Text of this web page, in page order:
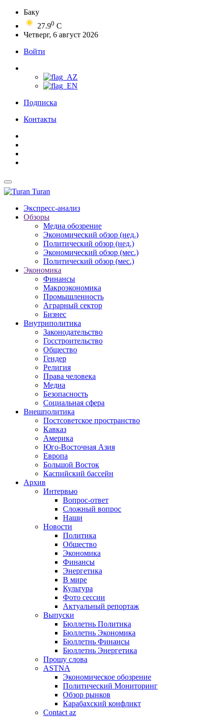
Баку
27.90 C
Четверг, 6 август 2026
Войти
Подписка
Контакты
Turan
Экспресс-анализ
Обзоры
Медиа обозрение
Экономический обзор (нед.)
Политический обзор (нед.)
Экономический обзор (мес.)
Политический обзор (мес.)
Экономика
Финансы
Макроэкономика
Промышленность
Аграрный сектор
Бизнес
Внутриполитика
Законодательство
Госстроительство
Общество
Гендер
Религия
Права человека
Медиа
Безопасность
Социальная сфера
Внешполитика
Постсоветское пространство
Кавказ
Америка
Юго-Восточная Азия
Европа
Большой Восток
Каспийский бассейн
Архив
Интервью
Вопрос-ответ
Сложный вопрос
Наши
Новости
Политика
Общество
Экономика
Финансы
Энергетика
В мире
Культура
Фото сессии
Актуальный репортаж
Выпуски
Бюллетнь Политика
Бюллетнь Экономика
Бюллетнь Финансы
Бюллетнь Энергетика
Прошу слова
ASTNA
Экономическое обозрение
Политический Мониторинг
Обзор рынков
Карабахский конфликт
Contact az